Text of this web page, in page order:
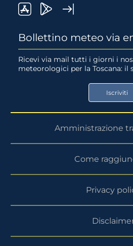
LaMMA
su
App
Lamma
su
Google
Store
Bollettino meteo via
Ricevi via mail tutti i giorni i
meteorologici per la Toscana: il
Iscriviti
Amministrazione
Come
Privacy